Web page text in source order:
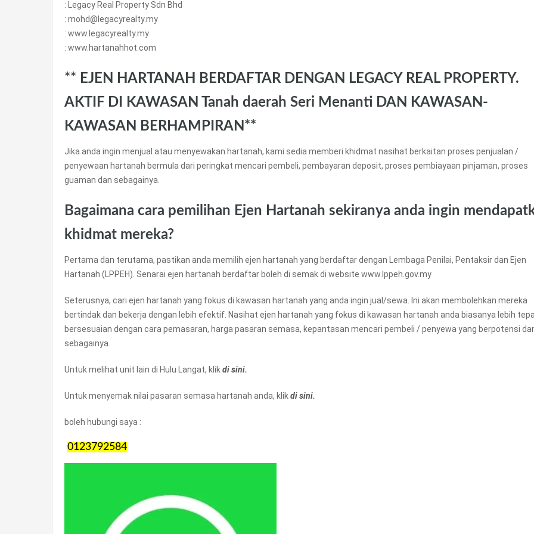
: Legacy Real Property Sdn Bhd
: mohd@legacyrealty.my
: www.legacyrealty.my
: www.hartanahhot.com
** EJEN HARTANAH BERDAFTAR DENGAN LEGACY REAL PROPERTY.
AKTIF DI KAWASAN Tanah daerah Seri Menanti DAN KAWASAN-
KAWASAN BERHAMPIRAN**
Jika anda ingin menjual atau menyewakan hartanah, kami sedia memberi khidmat nasihat berkaitan proses penjualan /
penyewaan hartanah bermula dari peringkat mencari pembeli, pembayaran deposit, proses pembiayaan pinjaman, proses
guaman dan sebagainya.
Bagaimana cara pemilihan Ejen Hartanah sekiranya anda ingin
khidmat mereka?
Pertama dan terutama, pastikan anda memilih ejen hartanah yang berdaftar dengan Lembaga Penilai, Pentaksir dan Ejen
Hartanah (LPPEH). Senarai ejen hartanah berdaftar boleh di semak di website www.lppeh.gov.my
Seterusnya, cari ejen hartanah yang fokus di kawasan hartanah yang anda ingin jual/sewa. Ini akan membolehkan mereka
bertindak dan bekerja dengan lebih efektif. Nasihat ejen hartanah yang fokus di kawasan hartanah anda biasanya lebih
bersesuaian dengan cara pemasaran, harga pasaran semasa, kepantasan mencari pembeli / penyewa yang berpotensi
sebagainya.
Untuk melihat unit lain di Hulu Langat, klikdi sini.
Untuk menyemak nilai pasaran semasa hartanah anda, klikdi sini.
boleh hubungi saya :
0123792584